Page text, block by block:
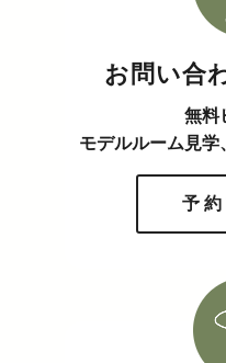
お問い合
無料
モデルルーム見
予